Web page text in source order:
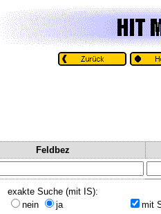
Feldbez
exakte Suche (mit IS):
nein
ja mit